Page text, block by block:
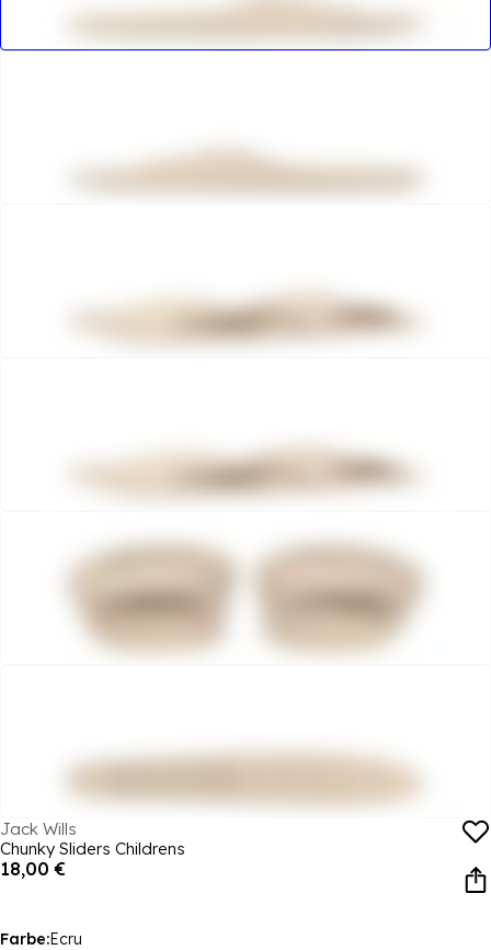
Jack Wills
Chunky Sliders Childrens
18,00 €
Farbe:Ecru